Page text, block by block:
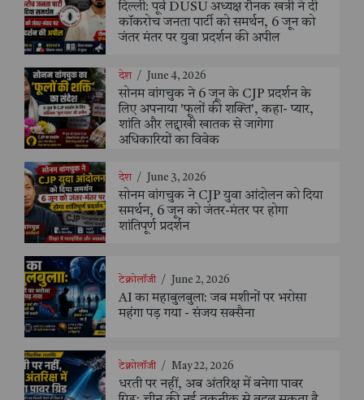
दिल्ली: पूर्व DUSU अध्यक्ष रौनक खत्री ने दी
कॉकरोच जनता पार्टी को समर्थन, 6 जून को
जंतर मंतर पर युवा प्रदर्शन की अपील
देश / June 4, 2026
सोनम वांगचुक ने 6 जून के CJP प्रदर्शन के
लिए अपनाया 'फूलों की शक्ति', कहा- प्यार,
शांति और लद्दाखी खातक से जागेगा
अधिकारियों का विवेक
देश / June 3, 2026
सोनम वांगचुक ने CJP युवा आंदोलन को दिया
समर्थन, 6 जून को जंतर-मंतर पर होगा
शांतिपूर्ण प्रदर्शन
टेक्नोलॉजी / June 2, 2026
AI का महाबुलबुला: जब मशीनों पर भरोसा
महंगा पड़ गया - संजय सक्सैना
टेक्नोलॉजी / May 22, 2026
धरती पर नहीं, अब अंतरिक्ष में बनेगा पावर